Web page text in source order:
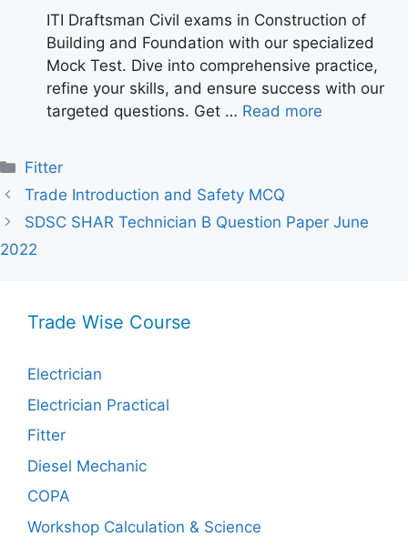
ITI Draftsman Civil exams in Construction of
Building and Foundation with our specialized
Mock Test. Dive into comprehensive practice,
refine your skills, and ensure success with our
targeted questions. Get … Read more
Categories
Fitter
Trade Introduction and Safety MCQ
SDSC SHAR Technician B Question Paper June
2022
Trade Wise Course
Electrician
Electrician Practical
Fitter
Diesel Mechanic
COPA
Workshop Calculation & Science